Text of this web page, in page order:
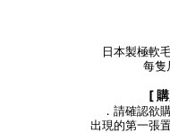
日本製極軟
每隻
[
．請確認欲
出現的第一張